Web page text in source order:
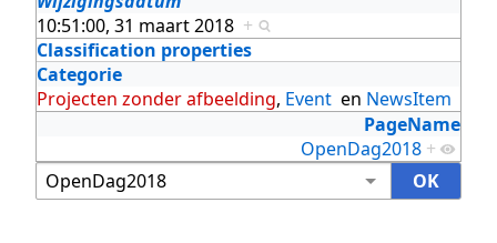
10:51:00, 31 maart 2018 +
Classification properties
Categorie
Projecten zonder afbeelding, Event en NewsItem
PageName
OpenDag2018 +